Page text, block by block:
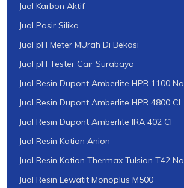
Jual Karbon Aktif
Jual Pasir Silika
Jual pH Meter MUrah Di Bekasi
Jual pH Tester Cair Surabaya
Jual Resin Dupont Amberlite HPR 1100 Na
Jual Resin Dupont Amberlite HPR 4800 Cl
Jual Resin Dupont Amberlite IRA 402 Cl
Jual Resin Kation Anion
Jual Resin Kation Thermax Tulsion T42 Na
Jual Resin Lewatit Monoplus M500